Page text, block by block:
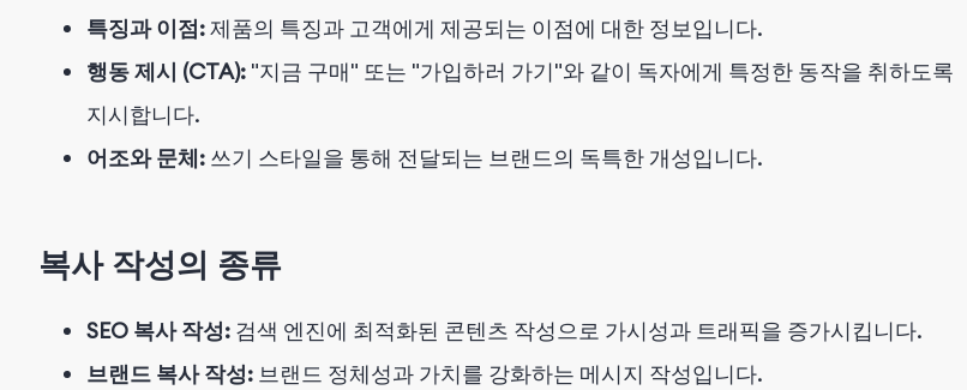
특징과 이점:제품의 특징과 고객에게 제공되는 이점에 대한 정보입니다.
행동 제시 (CTA): "지금 구매" 또는 "가입하러 가기"와 같이 독자에게 특정한 동작을 취하도록
지시합니다.
어조와 문체: 쓰기 스타일을 통해 전달되는 브랜드의 독특한 개성입니다.
복사 작성의 종류
SEO 복사 작성: 검색 엔진에 최적화된 콘텐츠 작성으로 가시성과 트래픽을 증가시킵니다.
브랜드 복사 작성: 브랜드 정체성과 가치를 강화하는 메시지 작성입니다.